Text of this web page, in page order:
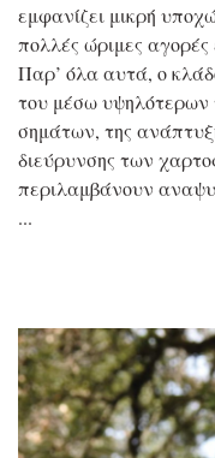
εμφανίζει μικρή
πολλές ώριμες αγορές
Παρ’ όλα αυτά, ο
του μέσω υψηλότερων
σημάτων, της
διεύρυνσης των
περιλαμβάνουν